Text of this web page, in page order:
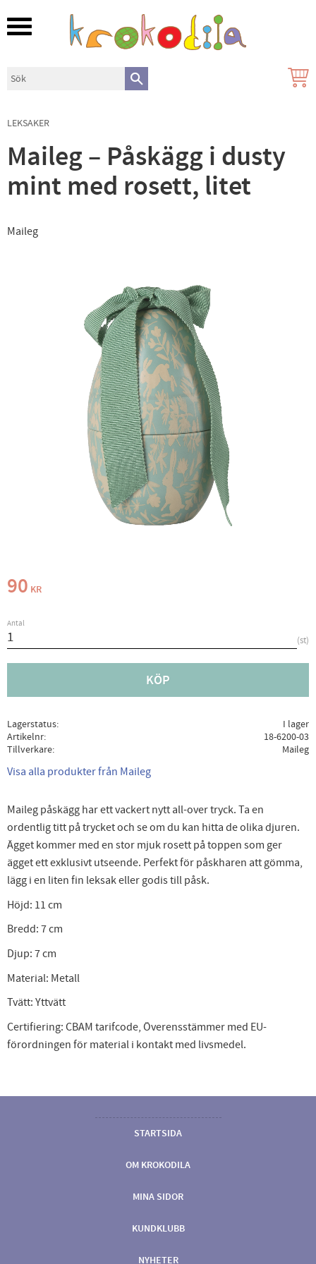
Meny
LEKSAKER
Maileg – Påskägg i dusty
mint med rosett, litet
Maileg
90 KR
Antal
st
KÖP
Lagerstatus
I lager
Artikelnr
18-6200-03
Tillverkare
Maileg
Visa alla produkter från Maileg
Maileg påskägg har ett vackert nytt all-over tryck. Ta en
ordentlig titt på trycket och se om du kan hitta de olika djuren.
Ägget kommer med en stor mjuk rosett på toppen som ger
ägget ett exklusivt utseende. Perfekt för påskharen att gömma,
lägg i en liten fin leksak eller godis till påsk.
Höjd: 11 cm
Bredd: 7 cm
Djup: 7 cm
Material: Metall
Tvätt: Yttvätt
Certifiering: CBAM tarifcode, Överensstämmer med EU-
förordningen för material i kontakt med livsmedel.
STARTSIDA
OM KROKODILA
MINA SIDOR
KUNDKLUBB
NYHETER